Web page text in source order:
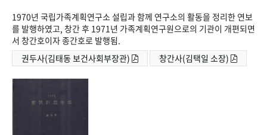
1970년 국립가족계획연구소 설립과 함께 연구소의 활동을 정리한 연보
를 발행하였고, 창간 후 1971년 가족계획연구원으로의 기관이 개편되면
서 창간호이자 종간호로 발행됨.
권두사(김태동 보건사회부장관)
창간사(김택일 소장)